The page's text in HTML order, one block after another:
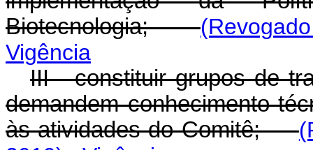
Biotecnologia;
Vigência
III - constituir grupos de
demandem conhecimento
às atividades do Comitê;